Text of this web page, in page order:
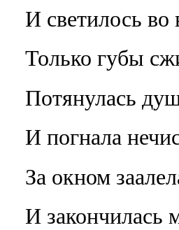
И светилось во
Только губы
Потянулась
И погнала
За окном
И закончилась